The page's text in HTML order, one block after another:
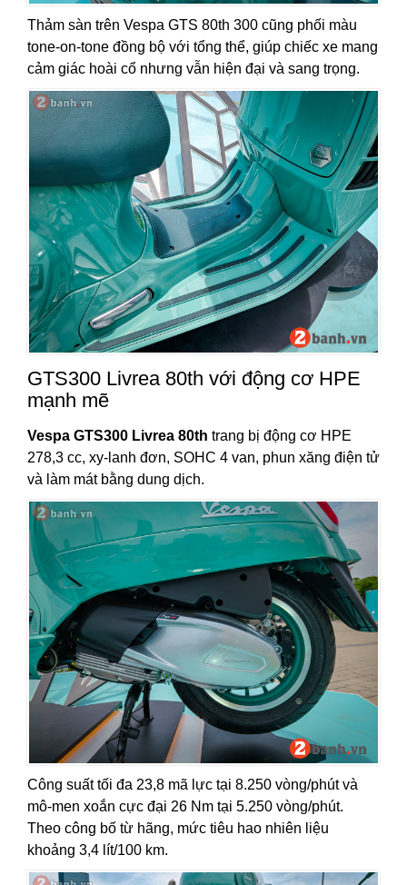
Thảm sàn trên Vespa GTS 80th 300 cũng phối màu
tone-on-tone đồng bộ với tổng thể, giúp chiếc xe mang
cảm giác hoài cổ nhưng vẫn hiện đại và sang trọng.
GTS300 Livrea 80th với động cơ HPE
mạnh mẽ
Vespa GTS300 Livrea 80th trang bị động cơ HPE
278,3 cc, xy-lanh đơn, SOHC 4 van, phun xăng điện tử
và làm mát bằng dung dịch.
Công suất tối đa 23,8 mã lực tại 8.250 vòng/phút và
mô-men xoắn cực đại 26 Nm tại 5.250 vòng/phút.
Theo công bố từ hãng, mức tiêu hao nhiên liệu
khoảng 3,4 lít/100 km.